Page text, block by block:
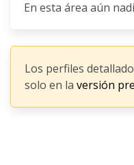
En esta área aún
Los perfiles
solo en la versión